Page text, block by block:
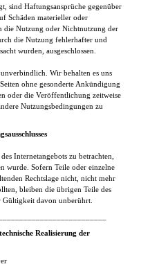
sind Haftungsansprüche gegenüber
Schäden materieller oder
die Nutzung oder Nichtnutzung der
die Nutzung fehlerhafter und
wurden, ausgeschlossen.
Wir behalten es uns
ohne gesonderte Ankündigung
oder die Veröffentlichung zeitweise
Nutzungsbedingungen zu
Internetangebots zu betrachten,
wurde. Sofern Teile oder einzelne
Rechtslage nicht, nicht mehr
bleiben die übrigen Teile des
davon unberührt.
Realisierung der